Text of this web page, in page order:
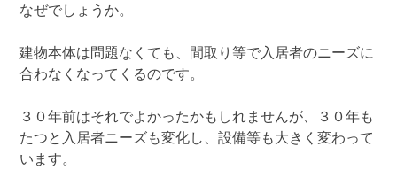
なぜでしょうか。
建物本体は問題なくても、間取り等で入居者のニーズに
合わなくなってくるのです。
３０年前はそれでよかったかもしれませんが、３０年も
たつと入居者ニーズも変化し、設備等も大きく変わって
います。